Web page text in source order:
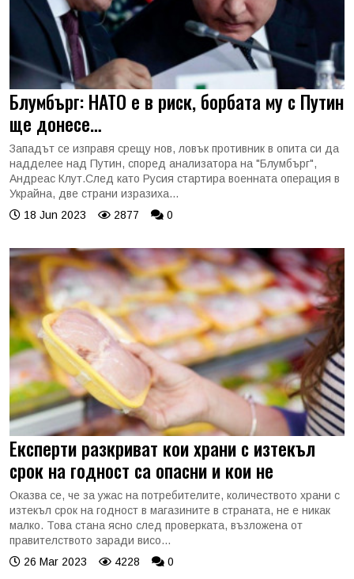
Блумбърг: НАТО е в риск, борбата му с Путин
ще донесе…
Западът се изправя срещу нов, ловък противник в опита си да
надделее над Путин, според анализатора на "Блумбърг",
Андреас Клут.След като Русия стартира военната операция в
Украйна, две страни изразиха...
18 Jun 2023
2877 0
Експерти разкриват кои храни с изтекъл
срок на годност са опасни и кои не
Оказва се, че за ужас на потребителите, количеството храни с
изтекъл срок на годност в магазините в страната, не е никак
малко. Това стана ясно след проверката, възложена от
правителството заради висо...
26 Mar 2023
4228 0